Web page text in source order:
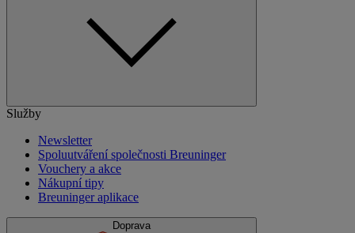
Služby
Newsletter
Spoluutváření společnosti Breuninger
Vouchery a akce
Nákupní tipy
Breuninger aplikace
Doprava